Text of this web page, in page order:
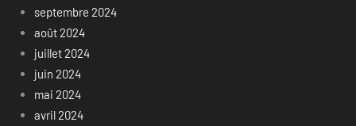
septembre 2024
août 2024
juillet 2024
juin 2024
mai 2024
avril 2024